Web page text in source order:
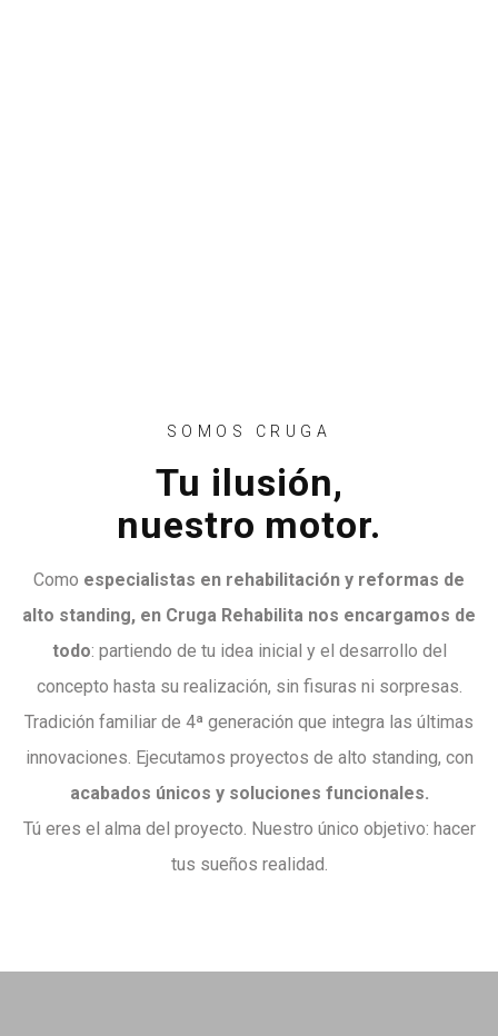
SOMOS CRUGA
Tu ilusión,
nuestro motor.
Como especialistas en rehabilitación y reformas de
alto standing, en Cruga Rehabilita nos encargamos de
todo: partiendo de tu idea inicial y el desarrollo del
concepto hasta su realización, sin fisuras ni sorpresas.
Tradición familiar de 4ª generación que integra las últimas
innovaciones. Ejecutamos proyectos de alto standing, con
acabados únicos y soluciones funcionales.
Tú eres el alma del proyecto. Nuestro único objetivo: hacer
tus sueños realidad.